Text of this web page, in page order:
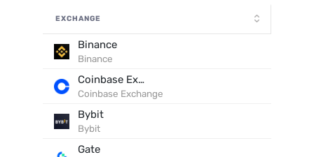
EXCHANGE
Binance
Binance
Coinbase Exchange
Coinbase Exchange
Bybit
Bybit
Gate